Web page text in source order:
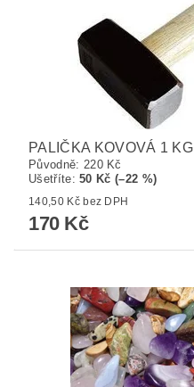
PALIČKA KOVOVÁ 1 KG
Původně: 220 Kč
Ušetříte:50 Kč (–22 %)
140,50 Kč bez DPH
170 Kč